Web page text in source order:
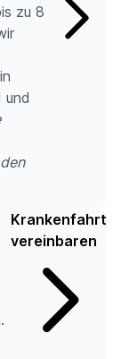
zu 8
und
Krankenfahrt
vereinbaren